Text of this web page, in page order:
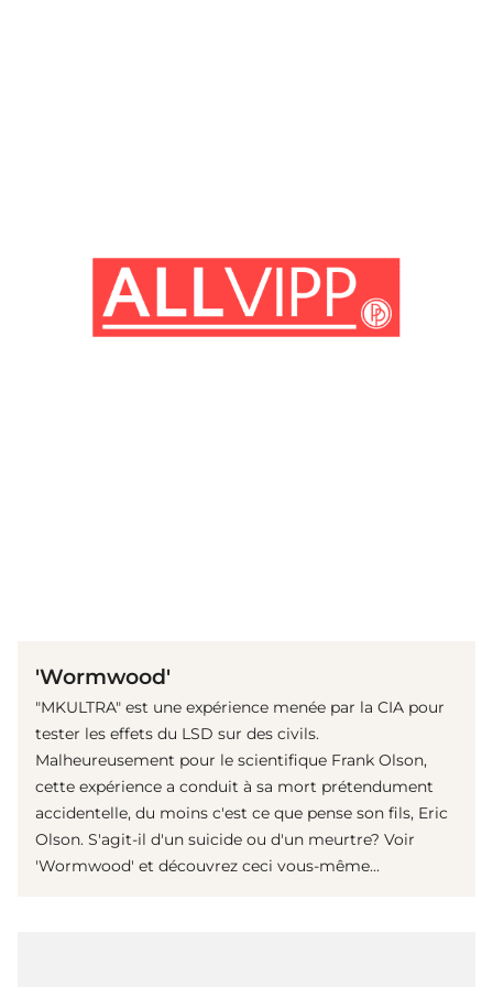
'Wormwood'
"MKULTRA" est une expérience menée par la CIA pour
tester les effets du LSD sur des civils.
Malheureusement pour le scientifique Frank Olson,
cette expérience a conduit à sa mort prétendument
accidentelle, du moins c'est ce que pense son fils, Eric
Olson. S'agit-il d'un suicide ou d'un meurtre? Voir
'Wormwood' et découvrez ceci vous-même...